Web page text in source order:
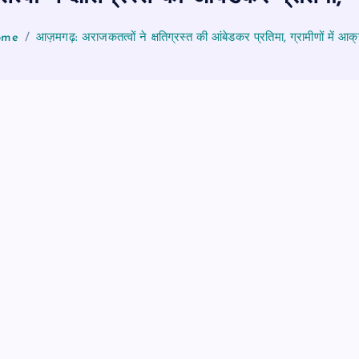
आज़मगढ़: अराजकतत्वों ने क्षतिग्रस्त की आंबेडकर प्रतिमा, ग्रामीणों में